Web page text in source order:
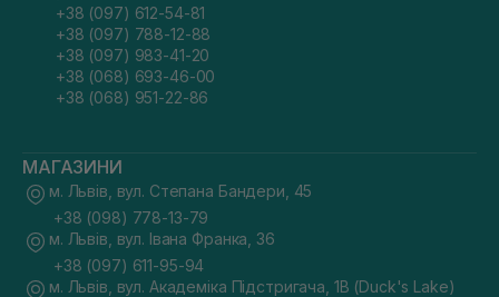
+38 (097) 612-54-81
+38 (097) 788-12-88
+38 (097) 983-41-20
+38 (068) 693-46-00
+38 (068) 951-22-86
МАГАЗИНИ
м. Львів, вул. Степана Бандери, 45
+38 (098) 778-13-79
м. Львів, вул. Івана Франка, 36
+38 (097) 611-95-94
м. Львів, вул. Академіка Підстригача, 1В (Duck's Lake)